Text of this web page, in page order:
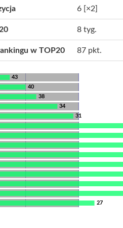
6 [×2]
8 tyg.
w TOP20 87 pkt.
43
40
38
34
31
27